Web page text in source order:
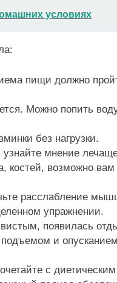
условиях
пищи должно
Можно попить
без нагрузки.
мнение
костей, возможно
расслабление
упражнении.
появилась
и
с